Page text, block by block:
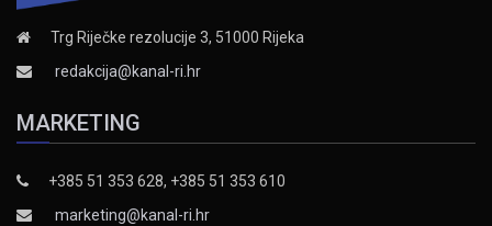
Trg Riječke rezolucije 3, 51000 Rijeka
redakcija@kanal-ri.hr
MARKETING
+385 51 353 628, +385 51 353 610
marketing@kanal-ri.hr